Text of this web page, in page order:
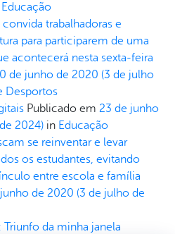
Educação
trabalhadoras e
para participarem de uma
acontecerá nesta sexta-feira
de junho de 2020 (3 de julho
Desportos
Publicado em 23 de junho
2024) in Educação
se reinventar e levar
os estudantes, evitando
entre escola e família
de 2020 (3 de julho de
da minha janela